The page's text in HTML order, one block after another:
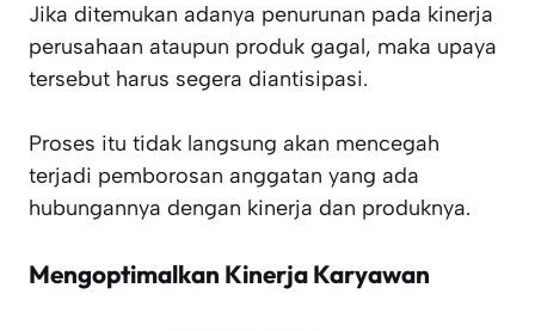
Jika ditemukan adanya penurunan pada kinerja
perusahaan ataupun produk gagal, maka upaya
tersebut harus segera diantisipasi.
Proses itu tidak langsung akan mencegah
terjadi pemborosan anggatan yang ada
hubungannya dengan kinerja dan produknya.
Mengoptimalkan Kinerja Karyawan